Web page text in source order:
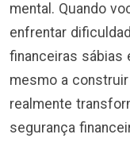
mental. Quando
enfrentar
financeiras sábias
mesmo a
realmente
segurança